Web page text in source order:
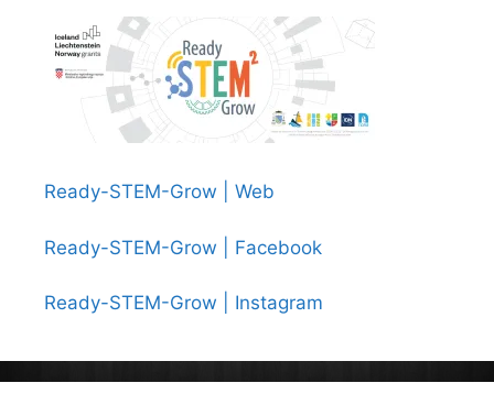
Ready-STEM-Grow | Web
Ready-STEM-Grow | Facebook
Ready-STEM-Grow | Instagram